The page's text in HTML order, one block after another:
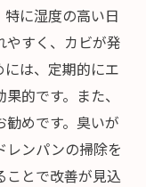
に湿度の高い日
やすく、カビが発
は、定期的にエ
的です。また、
めです。臭いが
レンパンの掃除を
ことで改善が見込